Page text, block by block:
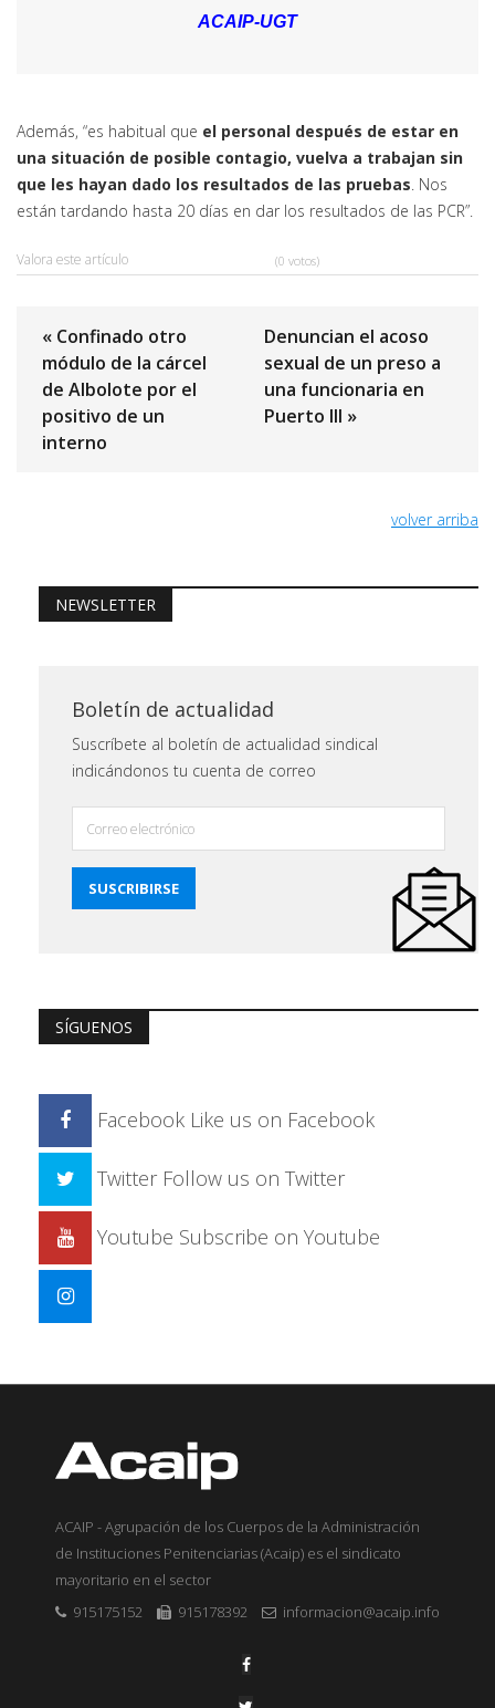
ACAIP-UGT
Además, “es habitual que el personal después de estar en
una situación de posible contagio, vuelva a trabajan sin
que les hayan dado los resultados de las pruebas. Nos
están tardando hasta 20 días en dar los resultados de las PCR”.
Valora este artículo (0 votos)
« Confinado otro
módulo de la cárcel
de Albolote por el
positivo de un
interno
Denuncian el acoso
sexual de un preso a
una funcionaria en
Puerto III »
volver arriba
NEWSLETTER
Boletín de actualidad
Suscríbete al boletín de actualidad sindical
indicándonos tu cuenta de correo
SÍGUENOS
Facebook Like us on Facebook
Twitter Follow us on Twitter
Youtube Subscribe on Youtube
ACAIP - Agrupación de los Cuerpos de la Administración
de Instituciones Penitenciarias (Acaip) es el sindicato
mayoritario en el sector
915175152
915178392 informacion@acaip.info